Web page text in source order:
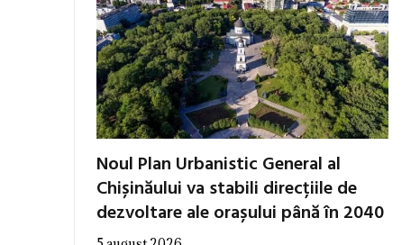
Noul Plan Urbanistic General al
Chișinăului va stabili direcțiile de
dezvoltare ale orașului până în 2040